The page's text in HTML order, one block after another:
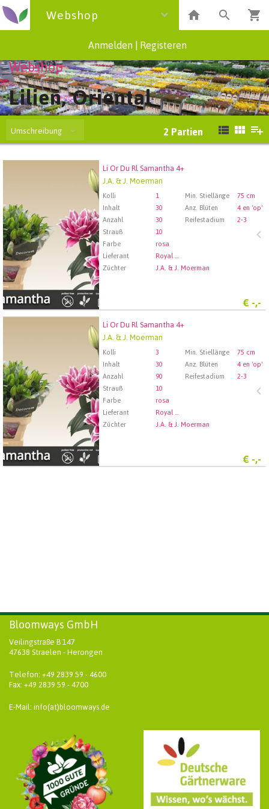
Webshop
Anmelden Registeren
Webshop
Lilien, Oriental
Umschreibung 2 Partien
Li Or Du Rl Samantha 4+
J.A. & J. Moerman
Kolli 1 Min. Stiellänge
75 cm
Inhalt
30 Anz. Blüten
4 en 'op'
Anzahl
30 Reifestadium
2-3
Strauß
10
Farbe
rosa
Lieferant
Royal FloraHolland Aalsmeer
Züchter
J.A. & J. Moerman
€ -,-
Li Or Du Rl Samantha 4+
Wählen Sie zuerst ein Abfartdatum.
Li Or Du Rl Samantha 4+
J.A. & J. Moerman
Kolli 3 Min. Stiellänge
75 cm
Inhalt
30 Anz. Blüten
4 en 'op'
Anzahl
90 Reifestadium
2-3
Strauß
10
Farbe
rosa
Lieferant
Royal FloraHolland Aalsmeer
Züchter
J.A. & J. Moerman
€ -,-
Li Or Du Rl Samantha 4+
Wählen Sie zuerst ein Abfartdatum.
Bloomways GmbH
Veilingstraße B 147
47638 Straelen - Herongen
Telefon: +49 2839 59 - 4600
Fax: +49 2839 59 - 4700
E-Mail: info(at)bloomways.de